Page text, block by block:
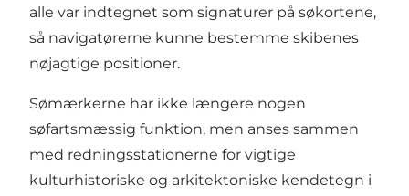
alle var indtegnet som signaturer på søkortene,
så navigatørerne kunne bestemme skibenes
nøjagtige positioner.
Sømærkerne har ikke længere nogen
søfartsmæssig funktion, men anses sammen
med redningsstationerne for vigtige
kulturhistoriske og arkitektoniske kendetegn i